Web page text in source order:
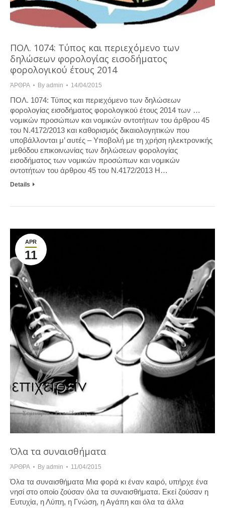
ΠΟΛ. 1074: Τύπος και περιεχόμενο των
δηλώσεων φορολογίας εισοδήματος
φορολογικού έτους 2014
ΆΡΘΡΑ By admin 14/04/2015
ΠΟΛ. 1074: Τύπος και περιεχόμενο των δηλώσεων
φορολογίας εισοδήματος φορολογικού έτους 2014 των …
νομικών προσώπων και νομικών οντοτήτων του άρθρου 45
του Ν.4172/2013 και καθορισμός δικαιολογητικών που
υποβάλλονται μ’ αυτές – Υποβολή με τη χρήση ηλεκτρονικής
μεθόδου επικοινωνίας των δηλώσεων φορολογίας
εισοδήματος των νομικών προσώπων και νομικών
οντοτήτων του άρθρου 45 του Ν.4172/2013 Η…
Details
APR
11
Όλα τα συναισθήματα
ΆΡΘΡΑ By admin 11/04/2015
Όλα τα συναισθήματα Μια φορά κι έναν καιρό, υπήρχε ένα
νησί στο οποίο ζούσαν όλα τα συναισθήματα. Εκεί ζούσαν η
Ευτυχία, η Λύπη, η Γνώση, η Αγάπη και όλα τα άλλα